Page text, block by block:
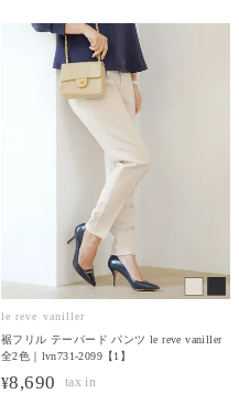
le reve vaniller
裾フリル テーパード パンツ le reve vaniller
全2色｜lvn731-2099【1】
¥8,690